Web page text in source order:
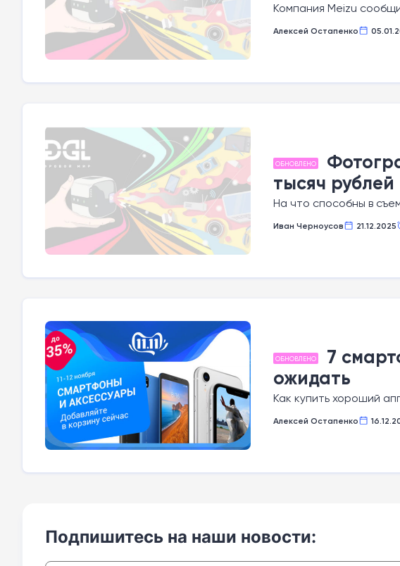
Компания Meizu
Алексей Остапенко
ОБНОВЛЕНО
тысяч рублей
На что способны в
Иван Черноусов 21.12.2025
ОБНОВЛЕНО
7
ожидать
Как купить хороший
Алексей Остапенко
Подпишитесь на наши новости: